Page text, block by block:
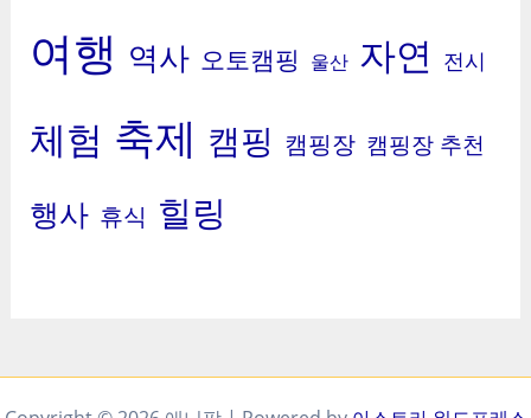
여행 역사 오토캠핑 울산 자연 전시
체험 축제 캠핑 캠핑장 캠핑장 추천
행사 휴식 힐링